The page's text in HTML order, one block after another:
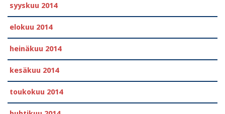
syyskuu 2014
elokuu 2014
heinäkuu 2014
kesäkuu 2014
toukokuu 2014